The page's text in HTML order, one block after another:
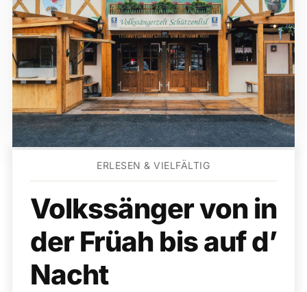
ERLESEN & VIELFÄLTIG
Volkssänger von in
der Früah bis auf d’
Nacht